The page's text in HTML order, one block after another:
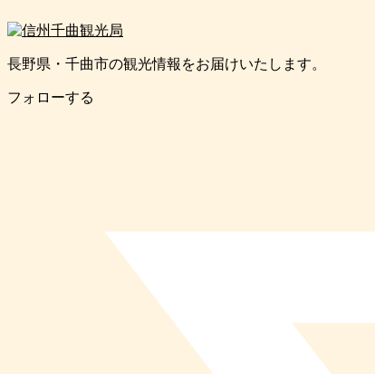
長野県・千曲市の観光情報をお届けいたします。
フォローする